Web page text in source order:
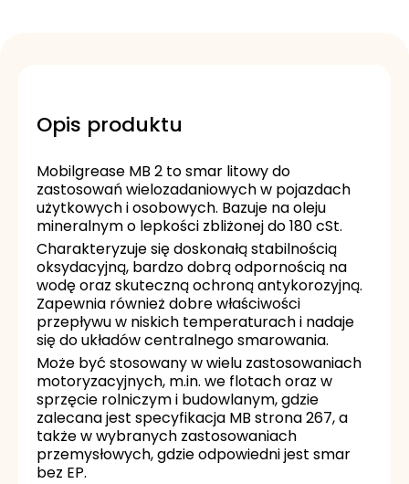
Opis produktu
Mobilgrease MB 2 to smar litowy do
zastosowań wielozadaniowych w pojazdach
użytkowych i osobowych. Bazuje na oleju
mineralnym o lepkości zbliżonej do 180 cSt.
Charakteryzuje się doskonałą stabilnością
oksydacyjną, bardzo dobrą odpornością na
wodę oraz skuteczną ochroną antykorozyjną.
Zapewnia również dobre właściwości
przepływu w niskich temperaturach i nadaje
się do układów centralnego smarowania.
Może być stosowany w wielu zastosowaniach
motoryzacyjnych, m.in. we flotach oraz w
sprzęcie rolniczym i budowlanym, gdzie
zalecana jest specyfikacja MB strona 267, a
także w wybranych zastosowaniach
przemysłowych, gdzie odpowiedni jest smar
bez EP.